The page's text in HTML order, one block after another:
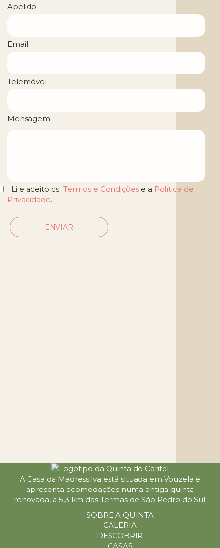
Apelido
Email
Telemóvel
Mensagem
Li e aceito os Termos e Condições e a Política de
Privacidade.
ENVIAR
A Casa da Madressilva está situada em Vouzela e
apresenta acomodações numa antiga quinta
renovada, a 5,3 km das Termas de São Pedro do Sul.
SOBRE A QUINTA
GALERIA
DESCOBRIR
CASAS